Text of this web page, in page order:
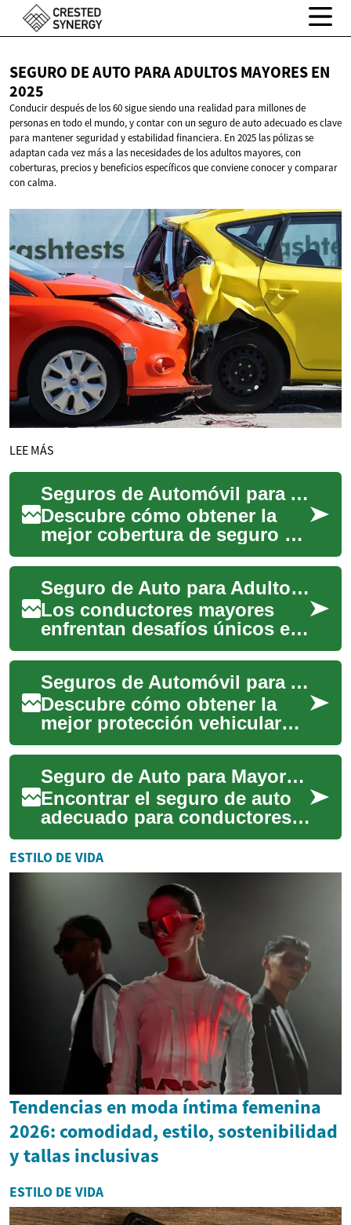
SEGURO DE AUTO PARA ADULTOS MAYORESEN
2025
Conducir después de los 60 sigue siendo una realidad para millones de
personas en todo el mundo, y contar con un seguro de auto adecuado es clave
para mantener seguridad y estabilidad financiera. En 2025 las pólizas se
adaptan cada vez más a las necesidades de los adultos mayores, con
coberturas, precios y beneficios específicos que conviene conocer y comparar
con calma.
LEE MÁS
Seguros de Automóvil para Adultos Mayores: Todo lo que Debes Saber
Descubre cómo obtener la
mejor cobertura de seguro de
auto para conductores senior
en España y Latinoamérica.
Aprende...
Seguro de Auto para Adultos Mayores: Lo Que Necesitas Saber
Los conductores mayores
enfrentan desafíos únicos en
la carretera, y el seguro de
auto para adultos mayores
está dise...
Seguros de Automóvil para Adultos Mayores: Todo lo que Necesitas Saber
Descubre cómo obtener la
mejor protección vehicular
para conductores de la
tercera edad. Analizamos
coberturas especí...
Seguro de Auto para Mayores: Guía Completa 2025
Encontrar el seguro de auto
adecuado para conductores
de la tercera edad exige
equilibrar la experiencia
acumulada co...
ESTILO DE VIDA
Tendencias en moda íntima femenina
2026: comodidad, estilo, sostenibilidad
y tallas inclusivas
ESTILO DE VIDA